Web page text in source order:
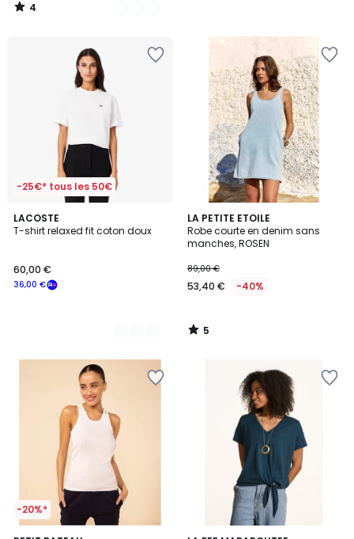
4
/
-25€* tous les 50€
LACOSTE
T-shirt relaxed fit coton doux
36,00 €
60,00 €
4
Couleurs
LA PETITE ETOILE
Robe courte en denim sans
manches, ROSEN
89,00 €
53,40 € -40%
5
/
5
5
/
-20%*